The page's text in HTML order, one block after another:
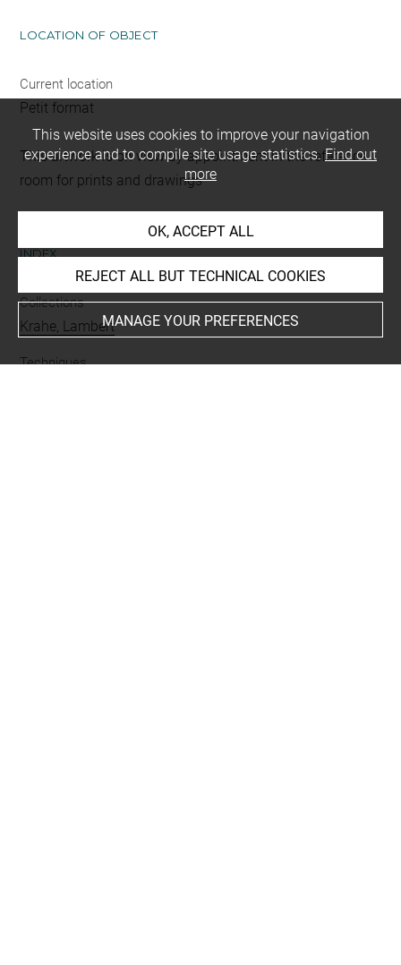
LOCATION OF OBJECT
Current location
Petit format
This artwork is on view by appointment in the reference
room for prints and drawings
INDEX
Collections
Krahe, Lambert
Techniques
This website uses cookies to improve your navigation
experience and to compile site usage statistics.Find out
more
OK, ACCEPT ALL
REJECT ALL BUT TECHNICAL COOKIES
MANAGE YOUR PREFERENCES